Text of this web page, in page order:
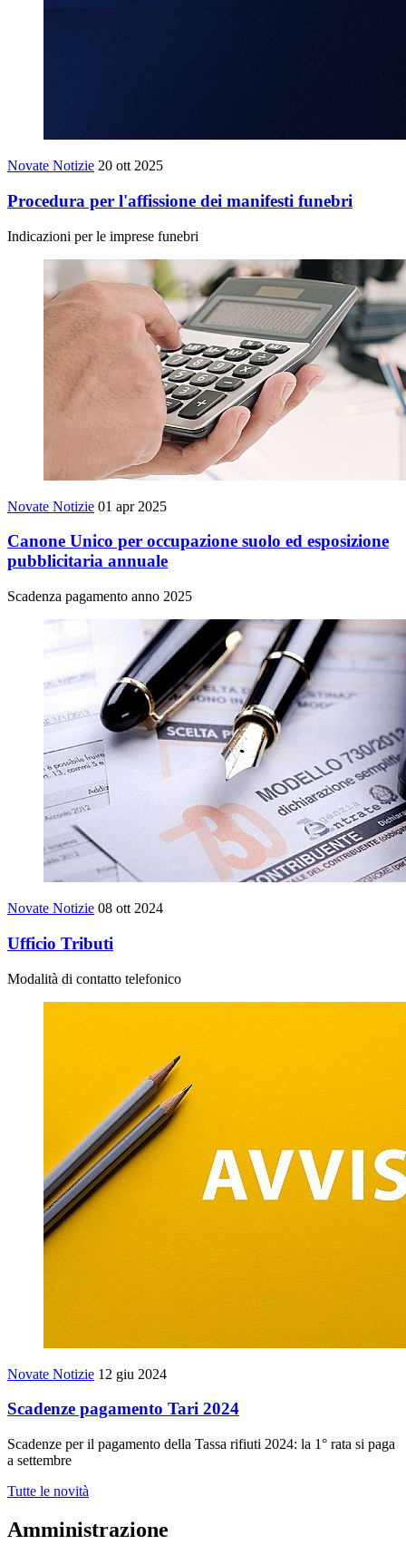
Novate Notizie 20 ott 2025
Procedura per l'affissione dei manifesti funebri
Indicazioni per le imprese funebri
Novate Notizie 01 apr 2025
Canone Unico per occupazione suolo ed esposizione
pubblicitaria annuale
Scadenza pagamento anno 2025
Novate Notizie 08 ott 2024
Ufficio Tributi
Modalità di contatto telefonico
Novate Notizie 12 giu 2024
Scadenze pagamento Tari 2024
Scadenze per il pagamento della Tassa rifiuti 2024: la 1° rata si paga
a settembre
Tutte le novità
Amministrazione